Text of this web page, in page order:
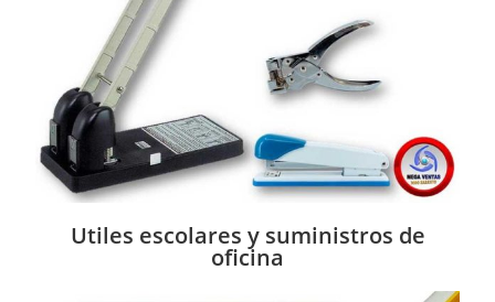
Utiles escolares y suministros de
oficina